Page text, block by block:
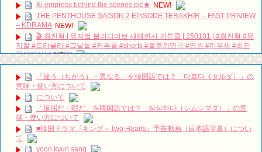
Ki empress behind the scenes pic★ NEW!
THE PENTHOUSE SAISON 2 EPISODE TERAKHIR – FAST PRIVIEW
– KDRAMA NEW!
🎬 최진혁 | 뮤지컬 블러디러브 새해인사 커튼콜 | 250101 | #최진혁 #뮤
지컬 #드라큘라 #그날들 #커튼콜 #shorts #불후의명곡 #영원 #미우새 #최진
혁아카이브 NEW!
※ 歌 【 ソガンジュン 沼 】5urprise メンバー ソ・ガンジュン 沼!
Netflix 恋はチーズインザトラップ キスシーン NEW!
【仰天☆偉人の迷言】ソン・ジェリム（闇深い韓国芸能界と人気俳
優）
NEW!
【ぷちナビ】『ペントハウス』 │ いよいよ10月5日（木）シーズン２
も見放題配信決定！
NEW!
【年収バレる】一発のギャラ最高額を聞いて徐々に増やす【第二弾】
NEW!
チョン・ウンウ急逝…享年40歳｜最後のSNS投稿に隠された意味と
「違う（ちがう）・異なる」を韓国語では？「다르다（タルダ）」の
意味・使い方について
について
「退屈だ・暇だ」を韓国語では？「심심하다（シムシマダ）」の意
味・使い方について
■韓国ドラマ『キング～Two Hearts』予告動画（日本語字幕）につい
て
yoon kyun sang